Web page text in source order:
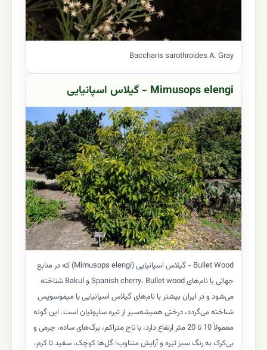
Baccharis sarothroides A. Gray
Mimusops elengi - گیلاس اسپانیایی
Bullet Wood - گیلاس اسپانیایی (Mimusops elengi) که در منابع
جهانی با نام‌های Spanish cherry، Bullet wood و Bakul شناخته
می‌شود و در ایران بیشتر با نام‌های گیلاس اسپانیایی یا میموسوپس
شناخته می‌گردد، درختی همیشه‌سبز از تیره ساپوتیان است. این گونه
معمولاً 10 تا 20 متر ارتفاع دارد، با تاج متراکم، برگ‌های ساده، چرمی و
بی‌کرک به رنگ سبز تیره و آرایش متناوب؛ گل‌ها کوچک، سفید تا کرم،